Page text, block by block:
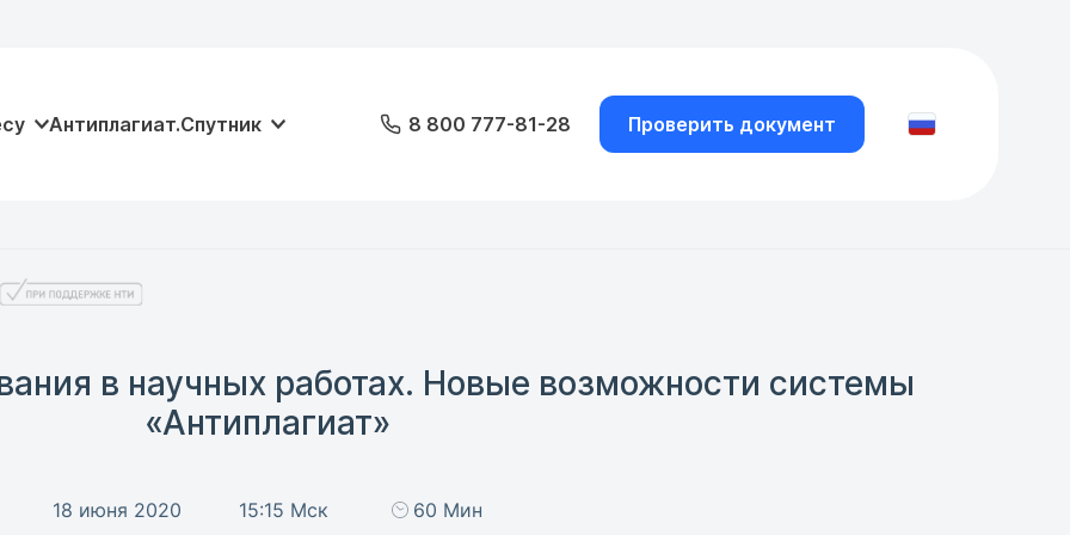
Антиплагиат.Спутник 8 800 777-81-28 Проверить документ
в научных работах. Новые возможности системы
«Антиплагиат»
18 июня 2020 15:15 Мск 60 Мин